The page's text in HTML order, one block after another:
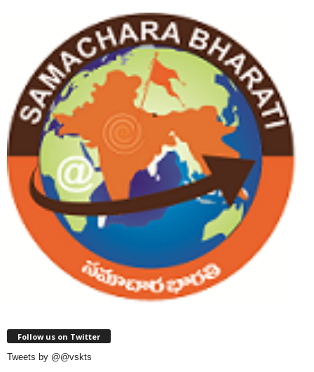
Follow us on Twitter
Tweets by @@vskts